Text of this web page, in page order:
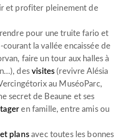
et profiter pleinement de
pour une truite fario et
la vallée encaissée de
faire un tour aux halles à
desvisites (revivre Alésia
au MuséoParc,
secret de Beaune et ses
en famille, entre amis ou
plansavec toutes les bonnes